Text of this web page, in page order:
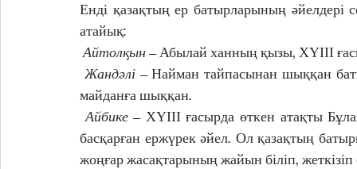
Енді қазақтың ер батырларының әйелдері
атайық:
Айтолқын – Абылай ханның қызы, ХҮІІІ
Жандәлі – Найман тайпасынан шыққан
майданға шыққан.
Айбике – ХҮІІІ ғасырда өткен атақты
басқарған ержүрек әйел. Ол қазақтың
жоңғар жасақтарының жайын біліп,